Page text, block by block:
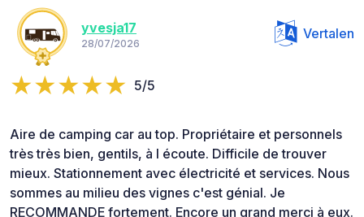
yvesja17
28/07/2026
Vertalen
5/5
Aire de camping car au top. Propriétaire et personnels
très très bien, gentils, à l écoute. Difficile de trouver
mieux. Stationnement avec électricité et services. Nous
sommes au milieu des vignes c'est génial. Je
RECOMMANDE fortement. Encore un grand merci à eux.